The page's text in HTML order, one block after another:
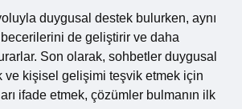
duygusal destek bulurken, aynı
de geliştirir ve daha
Son olarak, sohbetler duygusal
ve kişisel gelişimi teşvik etmek için
ifade etmek, çözümler bulmanın ilk